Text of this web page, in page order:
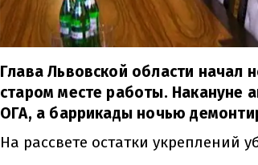
Глава Львовской области
старом месте работы. Накануне
ОГА, а баррикады ночью
На рассвете остатки укреплений